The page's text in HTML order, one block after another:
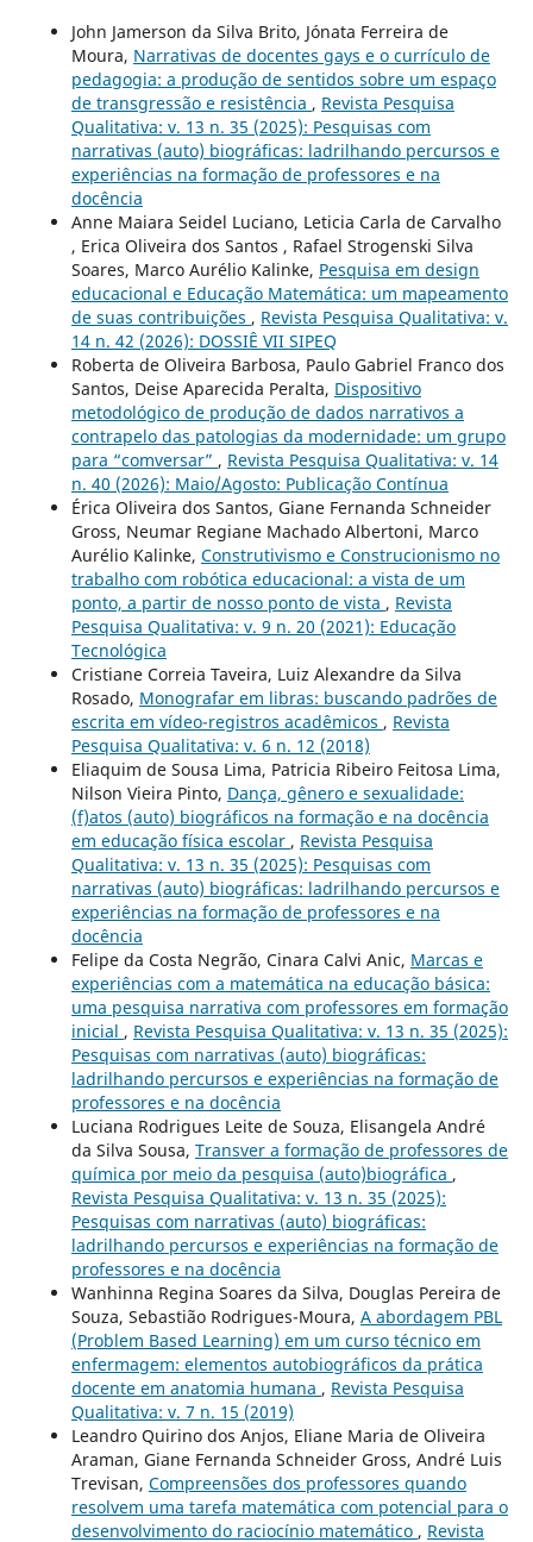
John Jamerson da Silva Brito, Jónata Ferreira de
Moura, Narrativas de docentes gays e o currículo de
pedagogia: a produção de sentidos sobre um espaço
de transgressão e resistência , Revista Pesquisa
Qualitativa: v. 13 n. 35 (2025): Pesquisas com
narrativas (auto) biográficas: ladrilhando percursos e
experiências na formação de professores e na
docência
Anne Maiara Seidel Luciano, Leticia Carla de Carvalho
, Erica Oliveira dos Santos , Rafael Strogenski Silva
Soares, Marco Aurélio Kalinke, Pesquisa em design
educacional e Educação Matemática: um mapeamento
de suas contribuições , Revista Pesquisa Qualitativa: v.
14 n. 42 (2026): DOSSIÊ VII SIPEQ
Roberta de Oliveira Barbosa, Paulo Gabriel Franco dos
Santos, Deise Aparecida Peralta, Dispositivo
metodológico de produção de dados narrativos a
contrapelo das patologias da modernidade: um grupo
para “comversar” , Revista Pesquisa Qualitativa: v. 14
n. 40 (2026): Maio/Agosto: Publicação Contínua
Érica Oliveira dos Santos, Giane Fernanda Schneider
Gross, Neumar Regiane Machado Albertoni, Marco
Aurélio Kalinke, Construtivismo e Construcionismo no
trabalho com robótica educacional: a vista de um
ponto, a partir de nosso ponto de vista , Revista
Pesquisa Qualitativa: v. 9 n. 20 (2021): Educação
Tecnológica
Cristiane Correia Taveira, Luiz Alexandre da Silva
Rosado, Monografar em libras: buscando padrões de
escrita em vídeo-registros acadêmicos , Revista
Pesquisa Qualitativa: v. 6 n. 12 (2018)
Eliaquim de Sousa Lima, Patricia Ribeiro Feitosa Lima,
Nilson Vieira Pinto, Dança, gênero e sexualidade:
(f)atos (auto) biográficos na formação e na docência
em educação física escolar , Revista Pesquisa
Qualitativa: v. 13 n. 35 (2025): Pesquisas com
narrativas (auto) biográficas: ladrilhando percursos e
experiências na formação de professores e na
docência
Felipe da Costa Negrão, Cinara Calvi Anic, Marcas e
experiências com a matemática na educação básica:
uma pesquisa narrativa com professores em formação
inicial , Revista Pesquisa Qualitativa: v. 13 n. 35 (2025):
Pesquisas com narrativas (auto) biográficas:
ladrilhando percursos e experiências na formação de
professores e na docência
Luciana Rodrigues Leite de Souza, Elisangela André
da Silva Sousa, Transver a formação de professores de
química por meio da pesquisa (auto)biográfica ,
Revista Pesquisa Qualitativa: v. 13 n. 35 (2025):
Pesquisas com narrativas (auto) biográficas:
ladrilhando percursos e experiências na formação de
professores e na docência
Wanhinna Regina Soares da Silva, Douglas Pereira de
Souza, Sebastião Rodrigues-Moura, A abordagem PBL
(Problem Based Learning) em um curso técnico em
enfermagem: elementos autobiográficos da prática
docente em anatomia humana , Revista Pesquisa
Qualitativa: v. 7 n. 15 (2019)
Leandro Quirino dos Anjos, Eliane Maria de Oliveira
Araman, Giane Fernanda Schneider Gross, André Luis
Trevisan, Compreensões dos professores quando
resolvem uma tarefa matemática com potencial para o
desenvolvimento do raciocínio matemático , Revista